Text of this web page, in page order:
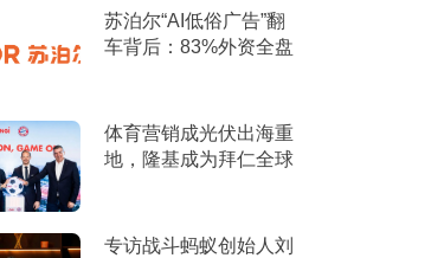
苏泊尔“AI低俗广告”翻
车背后：83%外资全盘
体育营销成光伏出海重
地，隆基成为拜仁全球
专访战斗蚂蚁创始人刘